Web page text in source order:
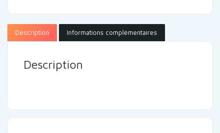
Description Informations complémentaires
Description